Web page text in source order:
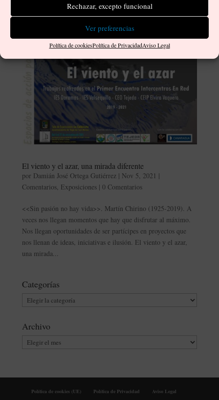
Rechazar, excepto funcional
Ver preferencias
Política de cookiesPolítica de PrivacidadAviso Legal
El viento y el azar, una mirada diferente
por Damián José Ortega Gutiérrez| Nov 5, 2021 |
Comentarios, Exposiciones| 0 Comentarios
<<Sin pasión no hay vida>>. Martín Chirino (1925-2019). A
veces nos llegan momentos que hay que disfrutar al máximo.
Nos llegan oportunidades de ser partícipes en proyectos que
nos llenan de ideas, iniciativas e ilusión. El viento y el azar,
una mirada...
Categorías
Categorías
Archivo
Archivo
Política de cookies (UE) Política de Privacidad Aviso Legal